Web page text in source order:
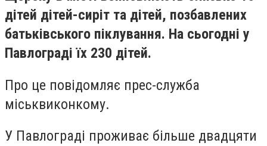
дітей дітей-сиріт та дітей, позбавлених
батьківського піклування. На сьогодні у
Павлограді їх 230 дітей.
Про це повідомляє прес-служба
міськвиконкому.
У Павлограді проживає більше двадцяти